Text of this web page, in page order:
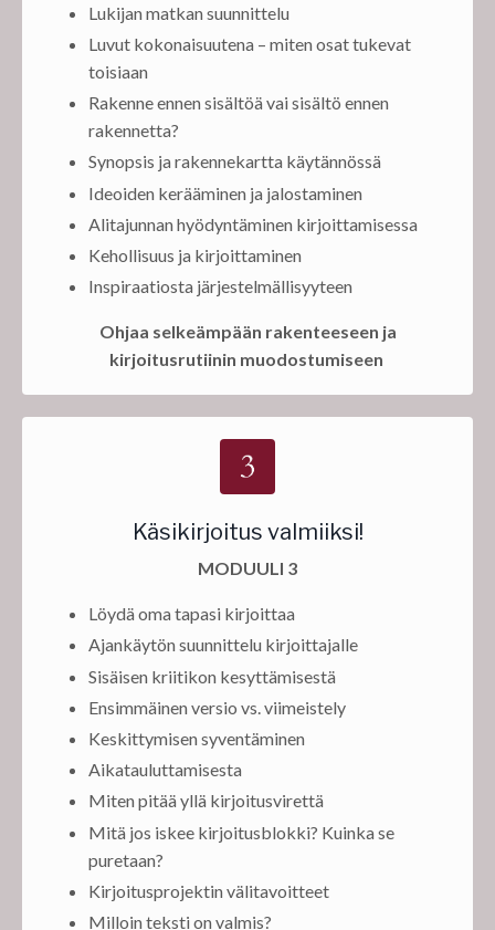
Lukijan matkan suunnittelu
Luvut kokonaisuutena – miten osat tukevat
toisiaan
Rakenne ennen sisältöä vai sisältö ennen
rakennetta?
Synopsis ja rakennekartta käytännössä
Ideoiden kerääminen ja jalostaminen
Alitajunnan hyödyntäminen kirjoittamisessa
Kehollisuus ja kirjoittaminen
Inspiraatiosta järjestelmällisyyteen
Ohjaa selkeämpään rakenteeseen ja
kirjoitusrutiinin muodostumiseen
Käsikirjoitus valmiiksi!
MODUULI 3
Löydä oma tapasi kirjoittaa
Ajankäytön suunnittelu kirjoittajalle
Sisäisen kriitikon kesyttämisestä
Ensimmäinen versio vs. viimeistely
Keskittymisen syventäminen
Aikatauluttamisesta
Miten pitää yllä kirjoitusvirettä
Mitä jos iskee kirjoitusblokki? Kuinka se
puretaan?
Kirjoitusprojektin välitavoitteet
Milloin teksti on valmis?